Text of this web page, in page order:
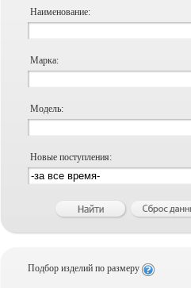
Наименование:
Марка:
Модель:
Новые поступления:
Подбор изделий по размеру